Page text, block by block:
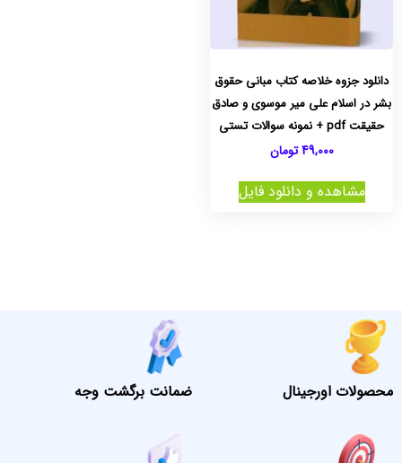
دانلود جزوه خلاصه کتاب مبانی حقوق
بشر در اسلام علی میر موسوی و صادق
حقیقت pdf + نمونه سوالات تستی
49,000 تومان
مشاهده و دانلود فایل
محصولات اورجینال ضمانت برگشت وجه